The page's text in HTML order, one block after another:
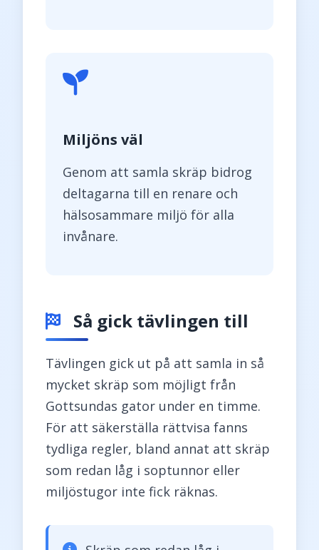
Miljöns väl
Genom att samla skräp bidrog
deltagarna till en renare och
hälsosammare miljö för alla
invånare.
Så gick tävlingen till
Tävlingen gick ut på att samla in så
mycket skräp som möjligt från
Gottsundas gator under en timme.
För att säkerställa rättvisa fanns
tydliga regler, bland annat att skräp
som redan låg i soptunnor eller
miljöstugor inte fick räknas.